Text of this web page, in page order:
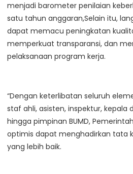
menjadi barometer penilaian
satu tahun anggaran,Selain itu,
dapat memacu peningkatan
memperkuat transparansi, dan
pelaksanaan program kerja.
“Dengan keterlibatan seluruh
staf ahli, asisten, inspektur, kepala
hingga pimpinan BUMD,
optimis dapat menghadirkan tata
yang lebih baik.